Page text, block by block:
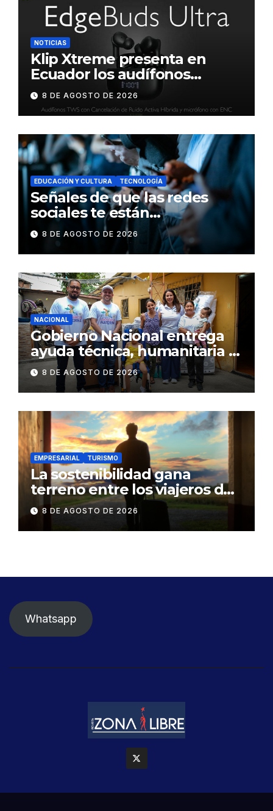
NOTICIAS
Klip Xtreme presenta en
Ecuador los audífonos
DynaBuds con sonido
inteligente y control táctil
8 DE AGOSTO DE 2026
EDUCACIÓN Y CULTURA TECNOLOGÍA
Señales de que las redes
sociales te están
consumiendo
8 DE AGOSTO DE 2026
NACIONAL
Gobierno Nacional entrega
ayuda técnica, humanitaria y
Bono Joaquín Gallegos Lara a
familia en situación de
vulnerabilidad
8 DE AGOSTO DE 2026
EMPRESARIAL TURISMO
La sostenibilidad gana
terreno entre los viajeros de
negocios
8 DE AGOSTO DE 2026
Whatsapp